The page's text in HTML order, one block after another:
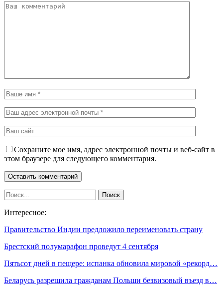
Сохраните мое имя, адрес электронной почты и веб-сайт в
этом браузере для следующего комментария.
Интересное:
Правительство Индии предложило переименовать страну
Брестский полумарафон проведут 4 сентября
Пятьсот дней в пещере: испанка обновила мировой «рекорд…
Беларусь разрешила гражданам Польши безвизовый въезд в…